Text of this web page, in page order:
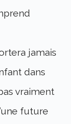
jamais
dans
vraiment
future